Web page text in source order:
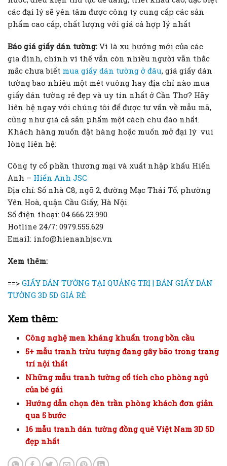
các đại lý sẽ yên tâm được công ty cung cấp các sản
phẩm cao cấp, chất lượng với giá cả hợp lý nhất
Báo giá giấy dán tường: Vì là xu hướng mới của các
gia đình, chính vì thế vẫn còn nhiều người vẫn thắc
mắc chưa biết mua giấy dán tường ở đâu, giá giấy dán
tường bao nhiêu một mét vuông hay địa chỉ nào mua
giấy dán tường rẻ đẹp và uy tín nhất ở Cần Thơ? Hãy
liên hệ ngay với chúng tôi để được tư vấn về mẫu mã,
cũng như giá cả sản phẩm một cách chu đáo nhất.
Khách hàng muốn đặt hàng hoặc muốn mở đại lý vui
lòng liên hệ:
Công ty cổ phần thương mại và xuất nhập khẩu Hiển
Anh – Hiển Anh JSC
Địa chỉ: Số nhà C8, ngõ 2, đường Mạc Thái Tổ, phường
Yên Hoà, quận Cầu Giấy, Hà Nội
Số điện thoại: 04.666.23.990
Hotline 24/7: 0979.555.629
Email: info@hienanhjsc.vn
Xem thêm:
==> GIẤY DÁN TƯỜNG TẠI QUẢNG TRỊ | BÁN GIẤY DÁN
TƯỜNG 3D 5D GIÁ RẺ
Xem thêm:
Công nghệ men kháng khuẩn trong bồn cầu
5+ mẫu tranh trừu tượng đang gây bão trong trang
trí nội thất
Những mẫu tranh tường cổ tích cho phòng ngủ
của bé gái
Hướng dẫn chọn đèn trần phòng khách đơn giản
qua 5 bước
16 mẫu tranh dán tường đồng quê Việt Nam 3D 5D
đẹp nhất